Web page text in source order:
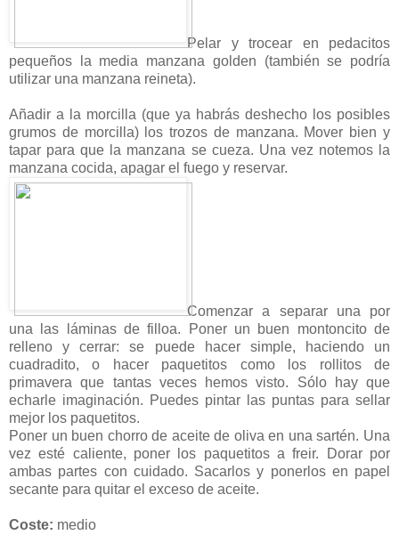
Pelar y trocear en pedacitos
pequeños la media manzana golden (también se podría
utilizar una manzana reineta).
Añadir a la morcilla (que ya habrás deshecho los posibles
grumos de morcilla) los trozos de manzana. Mover bien y
tapar para que la manzana se cueza. Una vez notemos la
manzana cocida, apagar el fuego y reservar.
Comenzar a separar una por
una las láminas de filloa. Poner un buen montoncito de
relleno y cerrar: se puede hacer simple, haciendo un
cuadradito, o hacer paquetitos como los rollitos de
primavera que tantas veces hemos visto. Sólo hay que
echarle imaginación. Puedes pintar las puntas para sellar
mejor los paquetitos.
Poner un buen chorro de aceite de oliva en una sartén. Una
vez esté caliente, poner los paquetitos a freir. Dorar por
ambas partes con cuidado. Sacarlos y ponerlos en papel
secante para quitar el exceso de aceite.
Coste: medio